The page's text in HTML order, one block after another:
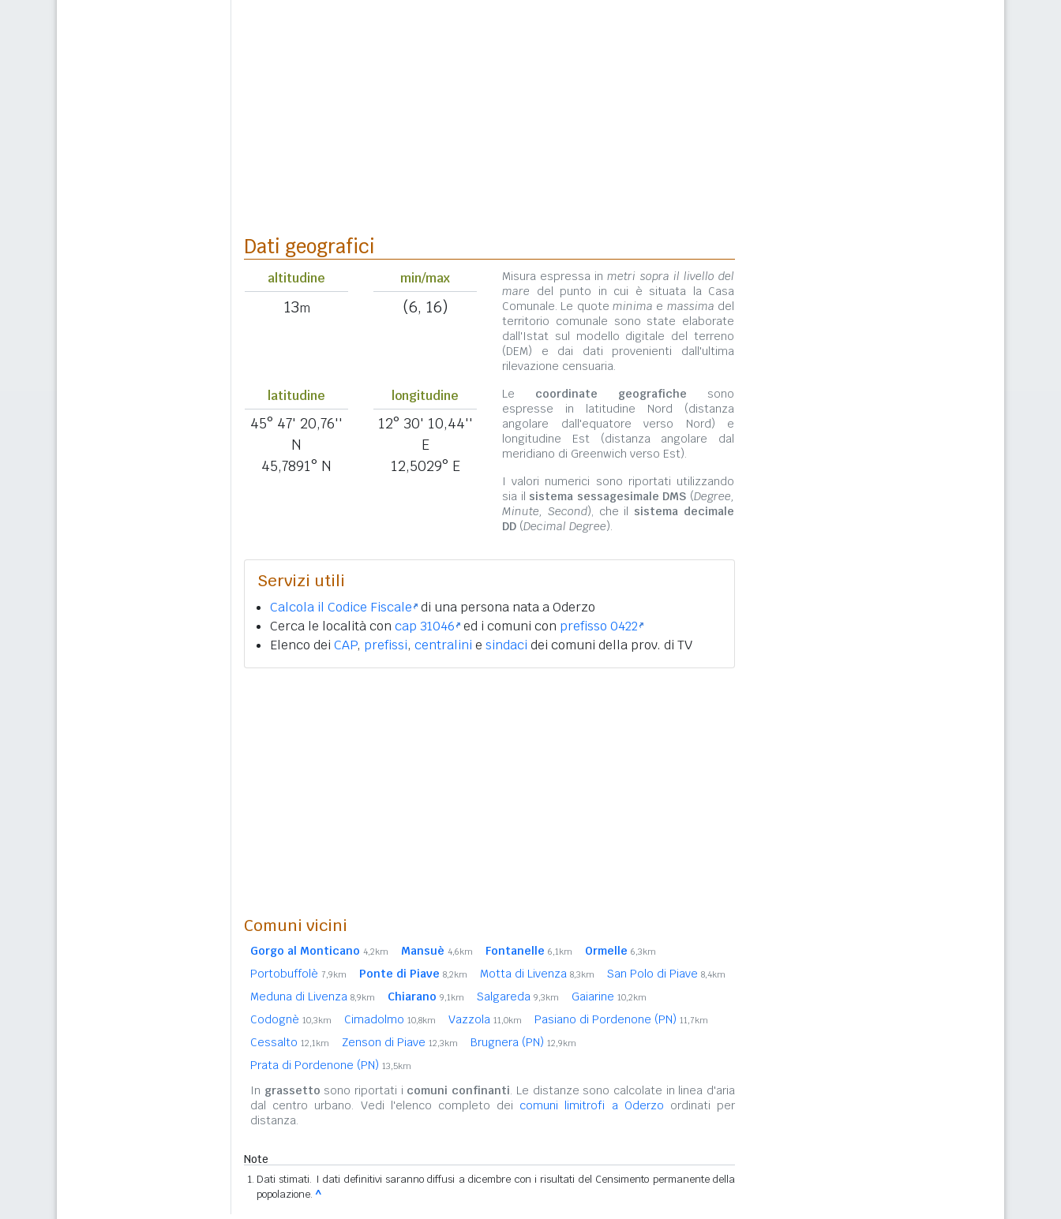
Dati geografici
altitudine
13m
min/max
(6, 16)
Misura espressa inmetri sopra il livello del
mare del punto in cui è situata la Casa
Comunale. Le quote minima e massima del
territorio comunale sono state elaborate
dall'Istat sul modello digitale del terreno
(DEM) e dai dati provenienti dall'ultima
rilevazione censuaria.
latitudine
45° 47' 20,76''
N
45,7891° N
longitudine
12° 30' 10,44''
E
12,5029° E
Le coordinate geografiche sono
espresse in latitudine Nord (distanza
angolare dall'equatore verso Nord) e
longitudine Est (distanza angolare dal
meridiano di Greenwich verso Est).
I valori numerici sono riportati utilizzando
sia il sistema sessagesimale DMS (Degree,
Minute, Second), che il sistema decimale
DD (Decimal Degree).
Servizi utili
Calcola il Codice Fiscale di una persona nata a Oderzo
Cerca le località con cap 31046 ed i comuni con prefisso 0422
Elenco dei CAP, prefissi, centralini e sindaci dei comuni della prov. di TV
Comuni vicini
Gorgo al Monticano 4,2km Mansuè 4,6km Fontanelle 6,1km Ormelle 6,3km
Portobuffolè 7,9km Ponte di Piave 8,2km Motta di Livenza 8,3km San Polo di Piave 8,4km
Meduna di Livenza 8,9km Chiarano 9,1km Salgareda 9,3km Gaiarine 10,2km
Codognè 10,3km Cimadolmo 10,8km Vazzola 11,0km Pasiano di Pordenone (PN) 11,7km
Cessalto 12,1km Zenson di Piave 12,3km Brugnera (PN) 12,9km
Prata di Pordenone (PN) 13,5km
In grassetto sono riportati i comuni confinanti. Le distanze sono calcolate in linea d'aria
dal centro urbano. Vedi l'elenco completo dei comuni limitrofi a Oderzo ordinati per
distanza.
Note
Dati stimati. I dati definitivi saranno diffusi a dicembre con i risultati del Censimento permanente della
popolazione. ^